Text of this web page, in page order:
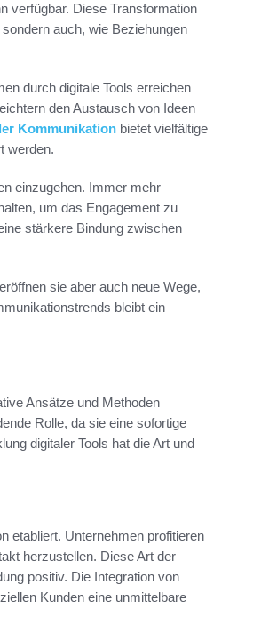
verfügbar. Diese Transformation
auch, wie Beziehungen
durch digitale Tools erreichen
den Austausch von Ideen
Kommunikation bietet vielfältige
werden.
einzugehen. Immer mehr
um das Engagement zu
stärkere Bindung zwischen
sie aber auch neue Wege,
bleibt ein
Ansätze und Methoden
Rolle, da sie eine sofortige
digitaler Tools hat die Art und
etabliert. Unternehmen profitieren
herzustellen. Diese Art der
positiv. Die Integration von
Kunden eine unmittelbare